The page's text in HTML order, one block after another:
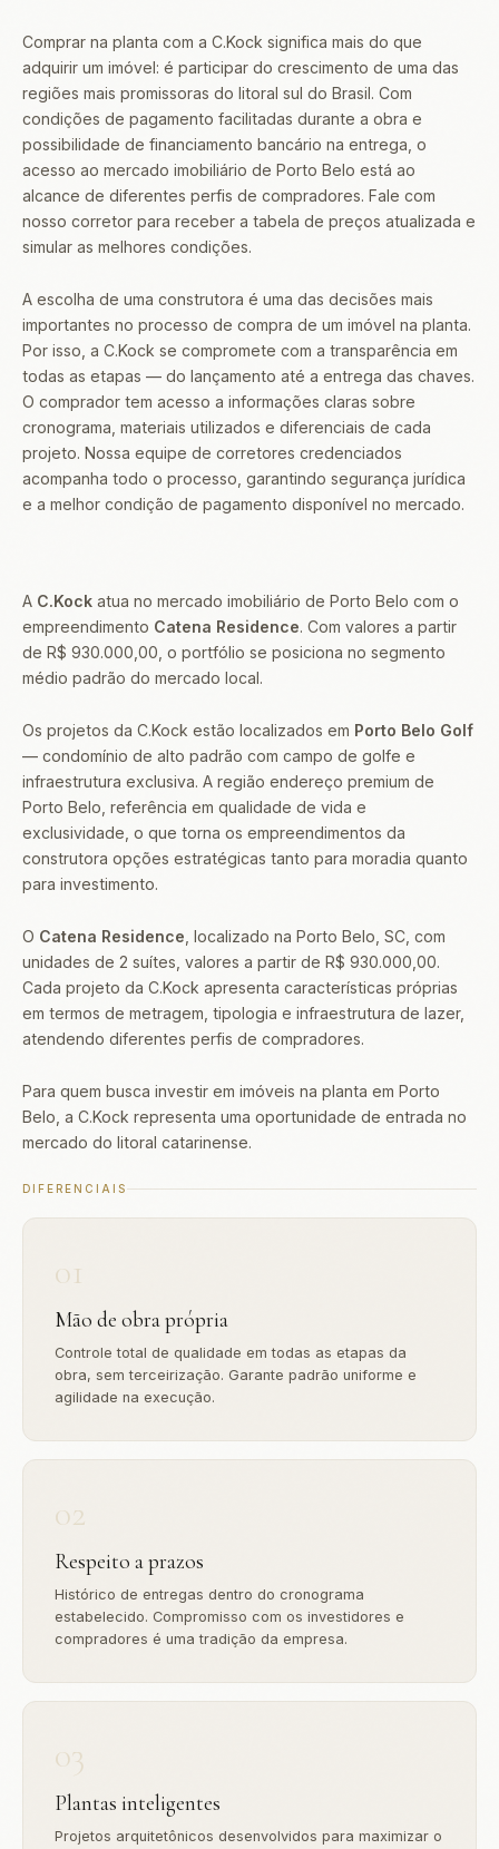
Comprar na planta com a C.Kock significa mais do que
adquirir um imóvel: é participar do crescimento de uma das
regiões mais promissoras do litoral sul do Brasil. Com
condições de pagamento facilitadas durante a obra e
possibilidade de financiamento bancário na entrega, o
acesso ao mercado imobiliário de Porto Belo está ao
alcance de diferentes perfis de compradores. Fale com
nosso corretor para receber a tabela de preços atualizada e
simular as melhores condições.
A escolha de uma construtora é uma das decisões mais
importantes no processo de compra de um imóvel na planta.
Por isso, a C.Kock se compromete com a transparência em
todas as etapas — do lançamento até a entrega das chaves.
O comprador tem acesso a informações claras sobre
cronograma, materiais utilizados e diferenciais de cada
projeto. Nossa equipe de corretores credenciados
acompanha todo o processo, garantindo segurança jurídica
e a melhor condição de pagamento disponível no mercado.
A C.Kock atua no mercado imobiliário de Porto Belo com o
empreendimento Catena Residence. Com valores a partir
de R$ 930.000,00, o portfólio se posiciona no segmento
médio padrão do mercado local.
Os projetos da C.Kock estão localizados em Porto Belo Golf
— condomínio de alto padrão com campo de golfe e
infraestrutura exclusiva. A região endereço premium de
Porto Belo, referência em qualidade de vida e
exclusividade, o que torna os empreendimentos da
construtora opções estratégicas tanto para moradia quanto
para investimento.
O Catena Residence , localizado na Porto Belo, SC, com
unidades de 2 suítes, valores a partir de R$ 930.000,00.
Cada projeto da C.Kock apresenta características próprias
em termos de metragem, tipologia e infraestrutura de lazer,
atendendo diferentes perfis de compradores.
Para quem busca investir em imóveis na planta em Porto
Belo, a C.Kock representa uma oportunidade de entrada no
mercado do litoral catarinense.
DIFERENCIAIS
01
Mão de obra própria
Controle total de qualidade em todas as etapas da
obra, sem terceirização. Garante padrão uniforme e
agilidade na execução.
02
Respeito a prazos
Histórico de entregas dentro do cronograma
estabelecido. Compromisso com os investidores e
compradores é uma tradição da empresa.
03
Plantas inteligentes
Projetos arquitetônicos desenvolvidos para maximizar o